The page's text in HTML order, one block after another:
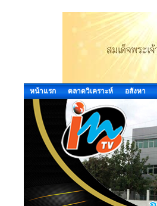
หน้าแรก ตลาดวิเคราะห์ อสังหา